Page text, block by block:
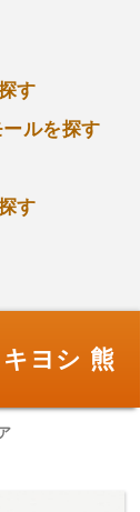
す
ルを探す
す
ヨシ 熊